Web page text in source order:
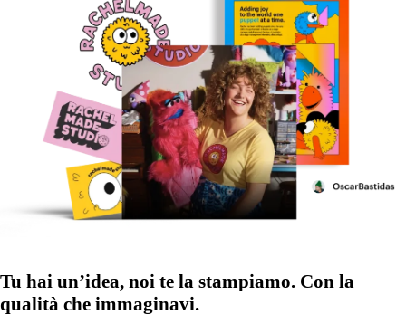
Tu hai un’idea, noi te la stampiamo. Con la
qualità che immaginavi.